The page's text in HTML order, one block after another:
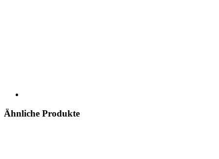
Ähnliche Produkte